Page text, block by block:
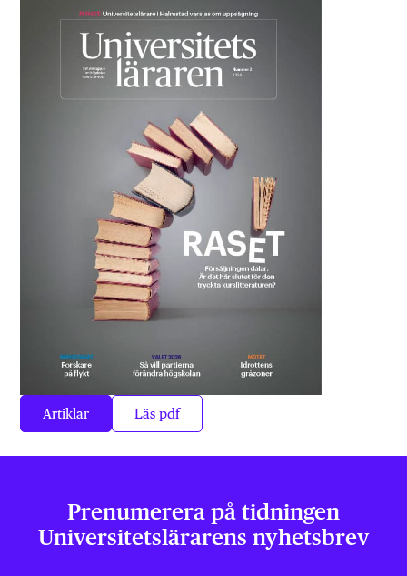
Artiklar Läs pdf
Prenumerera på tidningen
Universitets­lärarens nyhetsbrev